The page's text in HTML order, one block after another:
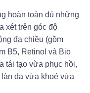
hoàn toàn đủ những
xét trên góc độ
đa chiều (gồm
B5, Retinol và Bio
tái tạo vừa phục hồi,
da vừa khoẻ vừa